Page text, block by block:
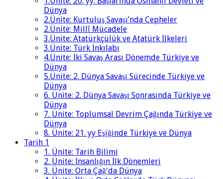
Dünya
2.Ünite: Kurtuluş Savaşı’nda Cepheler
2.Ünite: Millî Mücadele
3.Ünite: Atatürkçülük ve Atatürk İlkeleri
3.Ünite: Türk İnkılabı
4.Ünite: İki Savaş Arası Dönemde Türkiye ve
Dünya
5.Ünite: 2. Dünya Savaşı Sürecinde Türkiye ve
Dünya
6. Ünite: 2. Dünya Savaşı Sonrasında Türkiye ve
Dünya
7. Ünite: Toplumsal Devrim Çağında Türkiye ve
Dünya
8. Ünite: 21. yy Eşiğinde Türkiye ve Dünya
Tarih 1
1. Ünite: Tarih Bilimi
2. Ünite: İnsanlığın İlk Dönemleri
3. Ünite: Orta Çağ'da Dünya